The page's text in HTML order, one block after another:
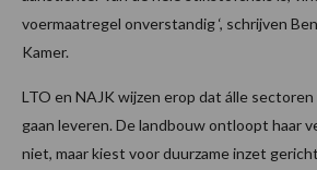
voermaatregel onverstandig ‘, schrijven
Kamer.
LTO en NAJK wijzen erop dat álle
gaan leveren. De landbouw ontloopt haar
niet, maar kiest voor duurzame inzet